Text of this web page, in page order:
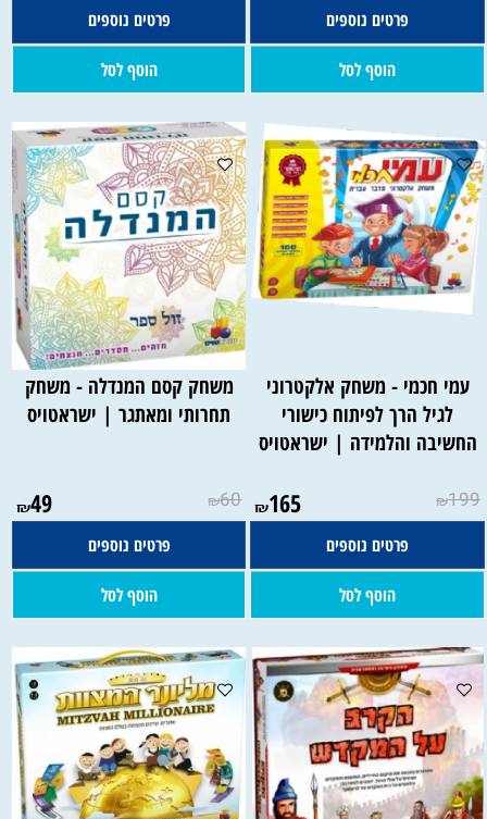
פרטים נוספים
הוסף לסל
פרטים נוספים
הוסף לסל
עמי חכמי - משחק אלקטרוני
לגיל הרך לפיתוח כישורי
החשיבה והלמידה | ישראטויס
₪199
₪165
פרטים נוספים
הוסף לסל
משחק קסם המנדלה - משחק
תחרותי ומאתגר | ישראטויס
₪60
₪49
פרטים נוספים
הוסף לסל